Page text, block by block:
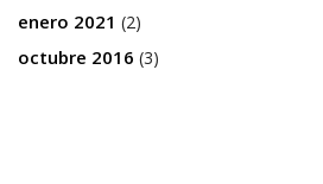
enero 2021 (2)
octubre 2016 (3)